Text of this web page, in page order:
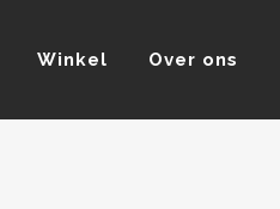
Winkel Over ons